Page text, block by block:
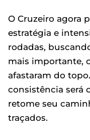
O Cruzeiro agora
estratégia e
rodadas,
mais importante,
afastaram do
consistência será
retome seu
traçados.